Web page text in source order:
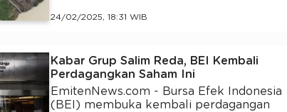
24/02/2025, 18:31 WIB
Kabar Grup Salim Reda, BEI Kembali
Perdagangkan Saham Ini
EmitenNews.com - Bursa Efek Indonesia
(BEI) membuka kembali perdagangan